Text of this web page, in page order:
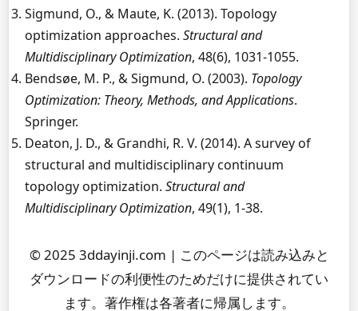
Sigmund, O., & Maute, K. (2013). Topology
optimization approaches. Structural and
Multidisciplinary Optimization, 48(6), 1031-1055.
Bendsøe, M. P., & Sigmund, O. (2003). Topology
Optimization: Theory, Methods, and Applications.
Springer.
Deaton, J. D., & Grandhi, R. V. (2014). A survey of
structural and multidisciplinary continuum
topology optimization. Structural and
Multidisciplinary Optimization, 49(1), 1-38.
© 2025 3ddayinji.com | このページは読み込みと
ダウンロードの利便性のためだけに提供されてい
ます。著作権は各著者に帰属します。